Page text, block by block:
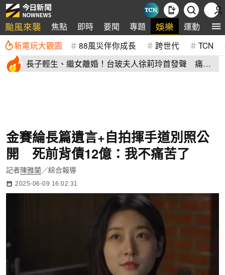
颱風來襲 焦點 即時 要聞 專題 娛樂 運動 全
新電玩大觀園 88風災伴你成長 跨世代 TCN
長子輕生、繼女離婚！台玻夫人徐莉玲首發聲 痛揭
金賽綸長篇遺言+自拍揮手道別照公
開 死前背債12億：我不痛苦了
記者陳雅蘭／綜合報導
2025-06-09 16:02:31